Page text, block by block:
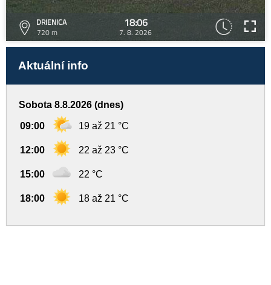
DRIENICA
720 m
18:06
7. 8. 2026
Aktuální info
Sobota 8.8.2026 (dnes)
09:00 19 až 21 °C
12:00 22 až 23 °C
15:00 22 °C
18:00 18 až 21 °C